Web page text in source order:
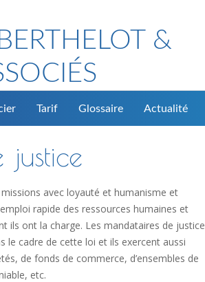
&
Tarif Glossaire Actualité
justice
avec loyauté et humanisme et
rapide des ressources humaines et
ils ont la charge. Les mandataires de justice
le cadre de cette loi et ils exercent aussi
de fonds de commerce, d’ensembles de
etc.